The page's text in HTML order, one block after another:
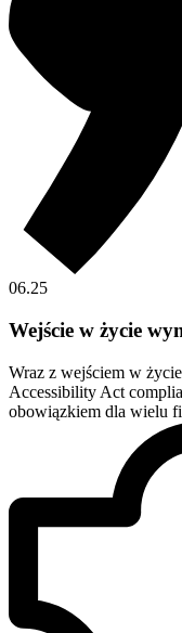
06.25
Wejście w życie
Wraz z wejściem w
Accessibility Act
obowiązkiem dla wielu